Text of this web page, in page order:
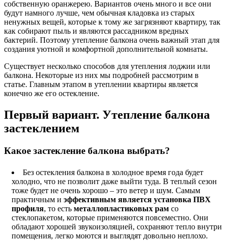
собственную оранжерею. Вариантов очень много и все они
будут намного лучше, чем обычная кладовка из старых
ненужных вещей, которые к тому же загрязняют квартиру, так
как собирают пыль и являются рассадником вредных
бактерий. Поэтому утепление балкона очень важный этап для
создания уютной и комфортной дополнительной комнаты.
Существует несколько способов для утепления лоджии или
балкона. Некоторые из них мы подробней рассмотрим в
статье. Главным этапом в утеплении квартиры является
конечно же его остекление.
Первый вариант. Утепление балкона
застеклением
Какое застекление балкона выбрать?
Без остекления балкона в холодное время года будет
холодно, что не позволит даже выйти туда. В теплый сезон
тоже будет не очень хорошо – это ветер и шум. Самым
практичным и эффективным является установка ПВХ
профиля, то есть металлопластиковых рам со
стеклопакетом, которые применяются повсеместно. Они
обладают хорошей звукоизоляцией, сохраняют тепло внутри
помещения, легко моются и выглядят довольно неплохо.